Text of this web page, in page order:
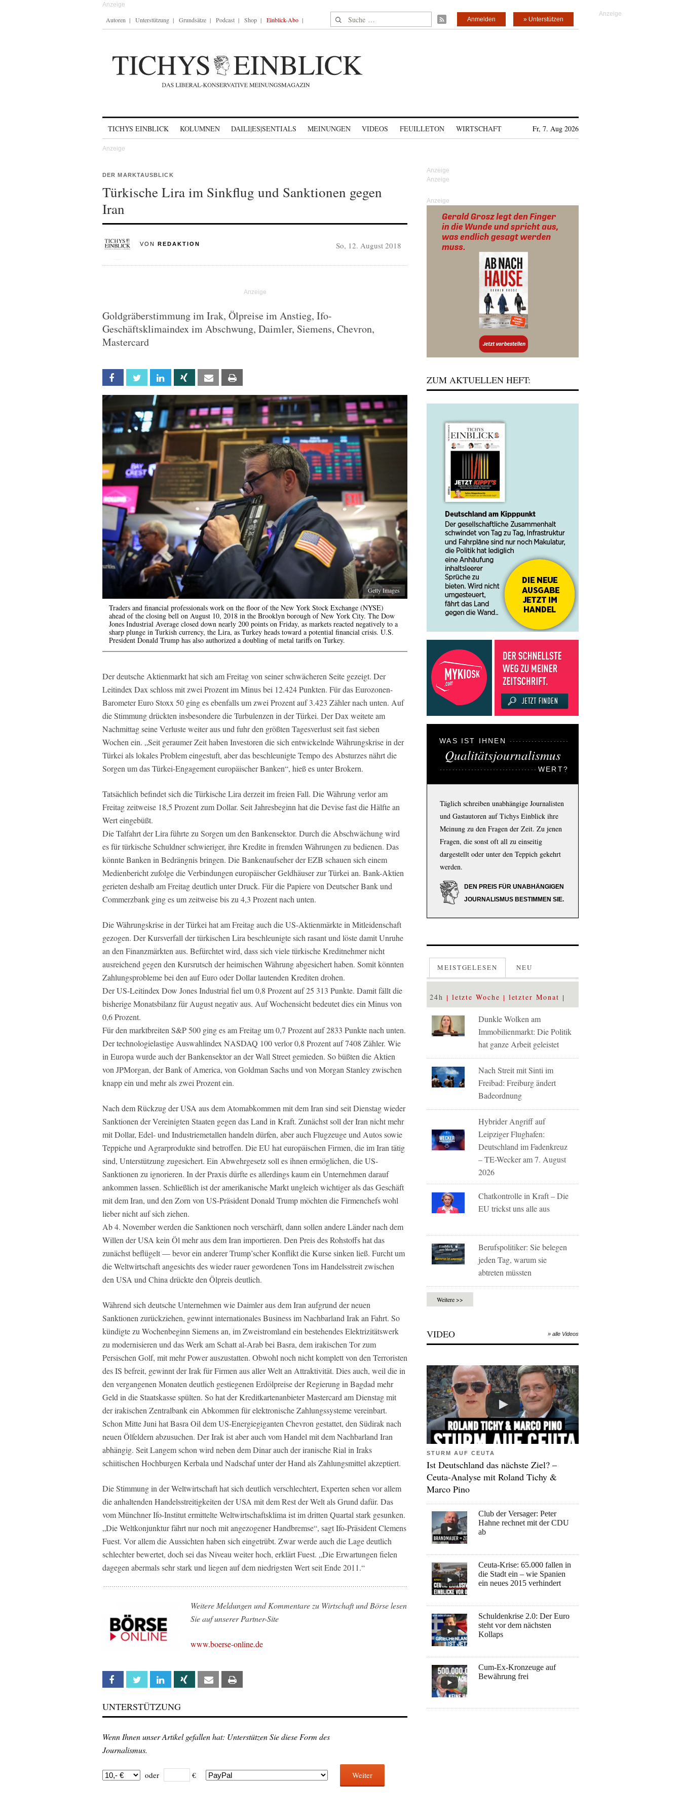
Autoren Unterstützung Grundsätze Podcast Shop Einblick-Abo Suche nach: » Unterstützen
Anmelden
TICHYS EINBLICK KOLUMNEN DAILI|ES|SENTIALS MEINUNGEN VIDEOS FEUILLETON WIRTSCHAFT Fr, 7. Aug 2026
DER MARKTAUSBLICK
Türkische Lira im Sinkflug und Sanktionen gegen
Iran
VON REDAKTION So, 12. August 2018
Goldgräberstimmung im Irak, Ölpreise im Anstieg, Ifo-
Geschäftsklimaindex im Abschwung, Daimler, Siemens, Chevron,
Mastercard
Facebook Twitter Linkedin Xing Email
Getty Images
Traders and financial professionals work on the floor of the New York Stock Exchange (NYSE)
ahead of the closing bell on August 10, 2018 in the Brooklyn borough of New York City. The Dow
Jones Industrial Average closed down nearly 200 points on Friday, as markets reacted negatively to a
sharp plunge in Turkish currency, the Lira, as Turkey heads toward a potential financial crisis. U.S.
President Donald Trump has also authorized a doubling of metal tariffs on Turkey.
Der deutsche Aktienmarkt hat sich am Freitag von seiner schwächeren Seite gezeigt. Der
Leitindex Dax schloss mit zwei Prozent im Minus bei 12.424 Punkten. Für das Eurozonen-
Barometer Euro Stoxx 50 ging es ebenfalls um zwei Prozent auf 3.423 Zähler nach unten. Auf
die Stimmung drückten insbesondere die Turbulenzen in der Türkei. Der Dax weitete am
Nachmittag seine Verluste weiter aus und fuhr den größten Tagesverlust seit fast sieben
Wochen ein. „Seit geraumer Zeit haben Investoren die sich entwickelnde Währungskrise in der
Türkei als lokales Problem eingestuft, aber das beschleunigte Tempo des Absturzes nährt die
Sorgen um das Türkei-Engagement europäischer Banken“, hieß es unter Brokern.
Tatsächlich befindet sich die Türkische Lira derzeit im freien Fall. Die Währung verlor am
Freitag zeitweise 18,5 Prozent zum Dollar. Seit Jahresbeginn hat die Devise fast die Hälfte an
Wert eingebüßt.
Die Talfahrt der Lira führte zu Sorgen um den Bankensektor. Durch die Abschwächung wird
es für türkische Schuldner schwieriger, ihre Kredite in fremden Währungen zu bedienen. Das
könnte Banken in Bedrängnis bringen. Die Bankenaufseher der EZB schauen sich einem
Medienbericht zufolge die Verbindungen europäischer Geldhäuser zur Türkei an. Bank-Aktien
gerieten deshalb am Freitag deutlich unter Druck. Für die Papiere von Deutscher Bank und
Commerzbank ging es um zeitweise bis zu 4,3 Prozent nach unten.
Die Währungskrise in der Türkei hat am Freitag auch die US-Aktienmärkte in Mitleidenschaft
gezogen. Der Kursverfall der türkischen Lira beschleunigte sich rasant und löste damit Unruhe
an den Finanzmärkten aus. Befürchtet wird, dass sich viele türkische Kreditnehmer nicht
ausreichend gegen den Kursrutsch der heimischen Währung abgesichert haben. Somit könnten
Zahlungsprobleme bei den auf Euro oder Dollar lautenden Krediten drohen.
Der US-Leitindex Dow Jones Industrial fiel um 0,8 Prozent auf 25 313 Punkte. Damit fällt die
bisherige Monatsbilanz für August negativ aus. Auf Wochensicht bedeutet dies ein Minus von
0,6 Prozent.
Für den marktbreiten S&P 500 ging es am Freitag um 0,7 Prozent auf 2833 Punkte nach unten.
Der technologielastige Auswahlindex NASDAQ 100 verlor 0,8 Prozent auf 7408 Zähler. Wie
in Europa wurde auch der Bankensektor an der Wall Street gemieden. So büßten die Aktien
von JPMorgan, der Bank of America, von Goldman Sachs und von Morgan Stanley zwischen
knapp ein und mehr als zwei Prozent ein.
Nach dem Rückzug der USA aus dem Atomabkommen mit dem Iran sind seit Dienstag wieder
Sanktionen der Vereinigten Staaten gegen das Land in Kraft. Zunächst soll der Iran nicht mehr
mit Dollar, Edel- und Industriemetallen handeln dürfen, aber auch Flugzeuge und Autos sowie
Teppiche und Agrarprodukte sind betroffen. Die EU hat europäischen Firmen, die im Iran tätig
sind, Unterstützung zugesichert. Ein ­Abwehrgesetz soll es ihnen ermöglichen, die US-
Sanktionen zu ignorieren. In der Praxis dürfte es allerdings kaum ein Unternehmen darauf
ankommen lassen. Schließlich ist der amerikanische Markt ungleich wichtiger als das Geschäft
mit dem Iran, und den Zorn von US-­Präsident ­Donald Trump möchten die Firmenchefs wohl
lieber nicht auf sich ziehen.
Ab 4. November werden die Sanktionen noch verschärft, dann sollen andere Länder nach dem
Willen der USA kein Öl mehr aus dem Iran importieren. Den Preis des Rohstoffs hat das
zunächst beflügelt — bevor ein anderer Trump’scher Konflikt die Kurse sinken ließ. Furcht um
die Weltwirtschaft angesichts des wieder rauer gewordenen Tons im Handelsstreit zwischen
den USA und China drückte den Ölpreis deutlich.
Während sich deutsche Unternehmen wie Daimler aus dem Iran aufgrund der neuen
Sanktionen zurückziehen, gewinnt internationales Business im Nachbarland Irak an Fahrt. So
kündigte zu Wochenbeginn Siemens an, im Zweistromland ein bestehendes Elektrizitätswerk
zu modernisieren und das Werk am Schatt al-Arab bei Basra, dem irakischen Tor zum
Persischen Golf, mit mehr Power auszustatten. Obwohl noch nicht komplett von den Terroristen
des IS befreit, gewinnt der Irak für Firmen aus aller Welt an Attraktivität. Dies auch, weil die in
den vergangenen Monaten deutlich gestiegenen Erdölpreise der Regierung in Bagdad mehr
Geld in die Staatskasse spülten. So hat der Kreditkartenanbieter Mastercard am Dienstag mit
der irakischen Zen­tralbank ein Abkommen für elektronische Zahlungssysteme vereinbart.
Schon Mitte Juni hat Basra Oil dem US-Energiegiganten Chevron gestattet, den Südirak nach
neuen Ölfeldern abzusuchen. Der Irak ist aber auch vom Handel mit dem Nachbarland Iran
abhängig. Seit Langem schon wird neben dem Dinar auch der iranische Rial in Iraks
schiitischen Hochburgen Kerbala und Nadschaf unter der Hand als Zahlungsmittel akzeptiert.
Die Stimmung in der Weltwirtschaft hat sich deutlich verschlechtert, Experten sehen vor allem
die anhaltenden Handelsstreitigkeiten der USA mit dem Rest der Welt als Grund dafür. Das
vom Münchner Ifo-Institut ermittelte Weltwirtschaftsklima ist im dritten Quartal stark gesunken.
„Die Weltkonjunktur fährt nur noch mit angezogener Handbremse“, sagt Ifo-Präsident Clemens
Fuest. Vor allem die Aussichten haben sich eingetrübt. Zwar werde auch die Lage deutlich
schlechter bewertet, doch sei das Niveau weiter hoch, erklärt Fuest. „Die Erwartungen fielen
da­gegen abermals sehr stark und liegen auf dem niedrigsten Wert seit Ende 2011.“
Weitere Meldungen und Kommentare zu Wirtschaft und Börse lesen
Sie auf unserer Partner-Site
www.boerse-online.de
Facebook Twitter Linkedin Xing Email
UNTERSTÜTZUNG
Wenn Ihnen unser Artikel gefallen hat: Unterstützen Sie diese Form des
Journalismus.
oder € Weiter
Anzeige
ZUM AKTUELLEN HEFT:
WAS IST IHNEN
Qualitätsjournalismus
WERT?
Täglich schreiben unabhängige Journalisten
und Gastautoren auf Tichys Einblick ihre
Meinung zu den Fragen der Zeit. Zu jenen
Fragen, die sonst oft all zu einseitig
dargestellt oder unter den Teppich gekehrt
werden.
DEN PREIS FÜR UNABHÄNGIGEN
JOURNALISMUS BESTIMMEN SIE.
MEISTGELESEN NEU
24h letzte Woche letzter Monat
Dunkle Wolken am
Immobilienmarkt: Die Politik
hat ganze Arbeit geleistet
Nach Streit mit Sinti im
Freibad: Freiburg ändert
Badeordnung
Hybrider Angriff auf
Leipziger Flughafen:
Deutschland im Fadenkreuz
– TE-Wecker am 7. August
2026
Chatkontrolle in Kraft – Die
EU trickst uns alle aus
Berufspolitiker: Sie belegen
jeden Tag, warum sie
abtreten müssten
Weitere >>
VIDEO » alle Videos
STURM AUF CEUTA
Ist Deutschland das nächste Ziel? –
Ceuta-Analyse mit Roland Tichy &
Marco Pino
Club der Versager: Peter
Hahne rechnet mit der CDU
ab
Ceuta-Krise: 65.000 fallen in
die Stadt ein – wie Spanien
ein neues 2015 verhindert
Schuldenkrise 2.0: Der Euro
steht vor dem nächsten
Kollaps
Cum-Ex-Kronzeuge auf
Bewährung frei